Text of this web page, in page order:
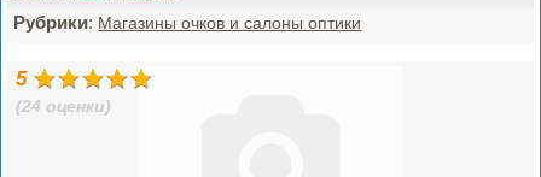
Рубрики: Магазины очков и салоны оптики
5
(24 оценки)